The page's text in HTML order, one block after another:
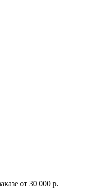
от 30 000 р.